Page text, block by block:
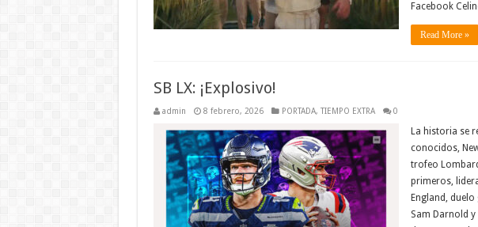
Facebook
Read More »
SB LX: ¡Explosivo!
admin 8 febrero, 2026 PORTADA, TIEMPO EXTRA 0
La historia se
conocidos,
trofeo
primeros,
England,
Sam Darnold y